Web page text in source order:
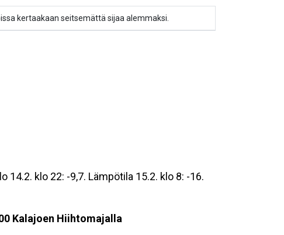
kertaakaan seitsemättä sijaa alemmaksi.
klo 22: -9,7. Lämpötila 15.2. klo 8: -16.
Kalajoen Hiihtomajalla